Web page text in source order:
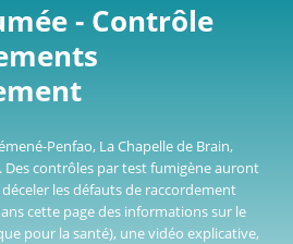
- Contrôle
Penfao, La Chapelle de Brain,
Des contrôles par test fumigène auront
les défauts de raccordement
cette page des informations sur le
pour la santé), une vidéo explicative,